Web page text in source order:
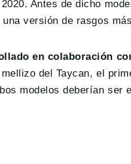
Antes de dicho
versión de rasgos
en colaboración
del Taycan, el
modelos deberían ser